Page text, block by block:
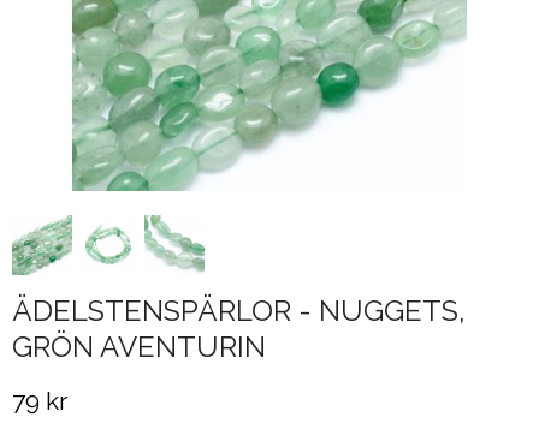
ÄDELSTENSPÄRLOR - NUGGETS,
GRÖN AVENTURIN
79 kr